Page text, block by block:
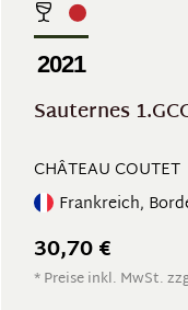
2021
Sauternes
CHÂTEAU COUTET
Frankreich,
30,70 €
* Preise inkl. MwSt.